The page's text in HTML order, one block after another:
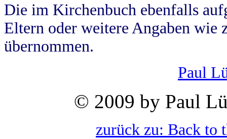
Die im Kirchenbuch ebenfalls
Eltern oder weitere Angaben wie
übernommen.
Paul
© 2009 by Paul
zurück zu: Back to